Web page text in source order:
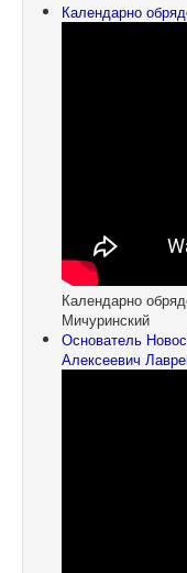
Календарно
Календарно
Мичуринский
Основатель
Алексеевич